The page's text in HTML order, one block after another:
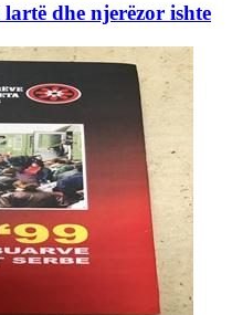
dhe njerëzor ishte